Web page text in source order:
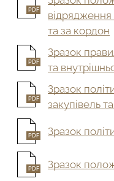
PDF
та за кордон
PDF
Зразок
та
PDF
Зразок
закупівель
PDF Зразок
PDF Зразок